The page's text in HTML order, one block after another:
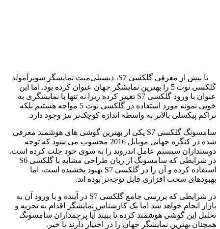
تا پیش از معرفی گلکسی S7، دیسپلی‌میت نمایشگر سوپرآمولد
گلکسی نوت 5 را بهترین نمایشگر جهان عنوان کرده بود. اما این
عنوان با ورود گلکسی S7 تغییر کرده زیرا نه تنها با نمایشگری به
خوبی نمونه مورد استفاده در گلکسی نوت 5 مواجه هستیم بلکه
تراکم پیکسلی بالاتر به واسطه اندازه کوچک‌تر نیز وجود دارد.
سامسونگ گلکسی S7 یکی از بهترین گوشی های هوشمند معرفی
شده در کنگره جهانی موبایل 2016 محسوب می شود که توجه
دوستداران سیستم عامل اندروید را به سوی خود جلب کرده است.
در شرایطی که سامسونگ از زبان طراحی مشابه با گلکسی S6
استفاده کرده و آن را در گلکسی S7 بهبود بخشیده است، اما
بهبودهای سخت افزاری قابل توجه‌تر بوده اند.
در شرایطی که بررسی جامع گلکسی S7 در آینده و با ورود آن به
بازار انجام خواهد شد اما یک کارشناس نمایشگر اقدام به تجزیه و
تحلیل این گوشی هوشمند کرده تا ببیند آیا پرچمداران سامسونگ
همچنان بهترین نمایشگر جهان را در اختیار دارند یا خیر.